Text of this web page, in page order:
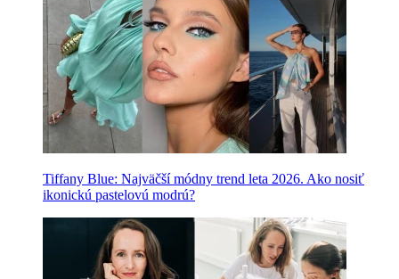
Tiffany Blue: Najväčší módny trend leta 2026. Ako nosiť
ikonickú pastelovú modrú?